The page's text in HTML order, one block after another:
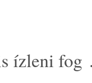
ízleni